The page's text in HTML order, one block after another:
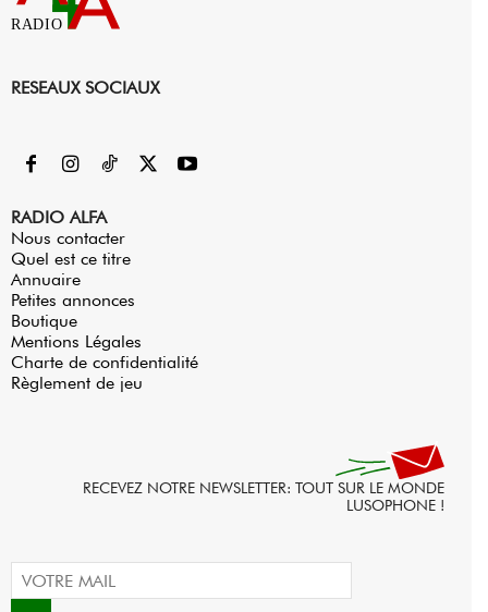
RADIO
RESEAUX SOCIAUX
RADIO ALFA
Nous contacter
Quel est ce titre
Annuaire
Petites annonces
Boutique
Mentions Légales
Charte de confidentialité
Règlement de jeu
RECEVEZ NOTRE NEWSLETTER: TOUT SUR LE MONDE
LUSOPHONE !